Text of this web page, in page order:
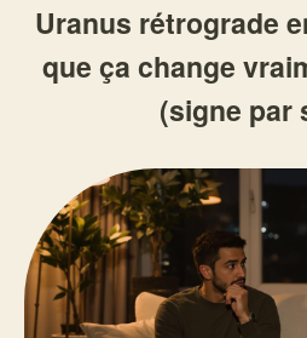
Uranus rétrograde
que ça change
(signe par